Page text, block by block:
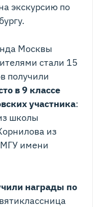
экскурсию по
Москвы
стали 15
получили
в 9 классе
участника:
школы
из
имени
награды по